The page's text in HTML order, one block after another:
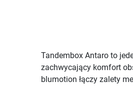
Tandembox Antaro to
zachwycający komfort
blumotion łączy zalety